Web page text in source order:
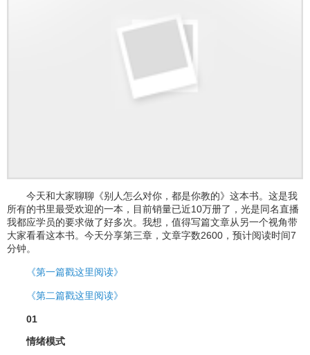
今天和大家聊聊《别人怎么对你，都是你教的》这本书。这是我
所有的书里最受欢迎的一本，目前销量已近10万册了，光是同名直播
我都应学员的要求做了好多次。我想，值得写篇文章从另一个视角带
大家看看这本书。今天分享第三章，文章字数2600，预计阅读时间7
分钟。
《第一篇戳这里阅读》
《第二篇戳这里阅读》
01
情绪模式